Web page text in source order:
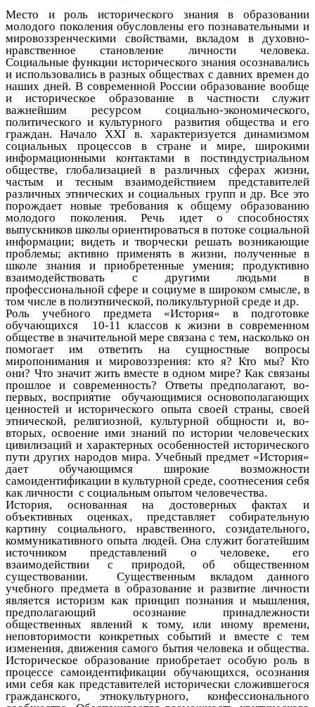
Место и роль исторического знания в образовании
молодого поколения обусловлены его познавательными и
мировоззренческими свойствами, вкладом в духовно-
нравственное становление личности человека.
Социальные функции исторического знания осознавались
и использовались в разных обществах с давних времен до
наших дней. В современной России образование вообще
и историческое образование в частности служит
важнейшим ресурсом социально-экономического,
политического и культурного развития общества и его
граждан. Начало XXI в. характеризуется динамизмом
социальных процессов в стране и мире, широкими
информационными контактами в постиндустриальном
обществе, глобализацией в различных сферах жизни,
частым и тесным взаимодействием представителей
различных этнических и социальных групп и др. Все это
порождает новые требования к общему образованию
молодого поколения. Речь идет о способностях
выпускников школы ориентироваться в потоке социальной
информации; видеть и творчески решать возникающие
проблемы; активно применять в жизни, полученные в
школе знания и приобретенные умения; продуктивно
взаимодействовать с другими людьми в
профессиональной сфере и социуме в широком смысле, в
том числе в полиэтнической, поликультурной среде и др.
Роль учебного предмета «История» в подготовке
обучающихся 10-11 классов к жизни в современном
обществе в значительной мере связана с тем, насколько он
помогает им ответить на сущностные вопросы
миропонимания и мировоззрения: кто я? Кто мы? Кто
они? Что значит жить вместе в одном мире? Как связаны
прошлое и современность? Ответы предполагают, во-
первых, восприятие обучающимися основополагающих
ценностей и исторического опыта своей страны, своей
этнической, религиозной, культурной общности и, во-
вторых, освоение ими знаний по истории человеческих
цивилизаций и характерных особенностей исторического
пути других народов мира. Учебный предмет «История»
дает обучающимся широкие возможности
самоидентификации в культурной среде, соотнесения себя
как личности с социальным опытом человечества.
История, основанная на достоверных фактах и
объективных оценках, представляет собирательную
картину социального, нравственного, созидательного,
коммуникативного опыта людей. Она служит богатейшим
источником представлений о человеке, его
взаимодействии с природой, об общественном
существовании. Существенным вкладом данного
учебного предмета в образование и развитие личности
является историзм как принцип познания и мышления,
предполагающий осознание принадлежности
общественных явлений к тому, или иному времени,
неповторимости конкретных событий и вместе с тем
изменения, движения самого бытия человека и общества.
Историческое образование приобретает особую роль в
процессе самоидентификации обучающихся, осознания
ими себя как представителей исторически сложившегося
гражданского, этнокультурного, конфессионального